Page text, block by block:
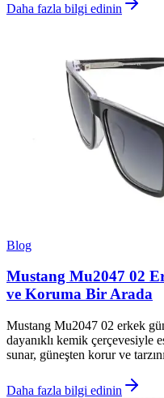
Daha fazla bilgi edinin
Blog
Mustang Mu2047 02
ve Koruma Bir Arada
Mustang Mu2047 02 erkek
dayanıklı kemik çerçevesiyle
sunar, güneşten korur ve
Daha fazla bilgi edinin